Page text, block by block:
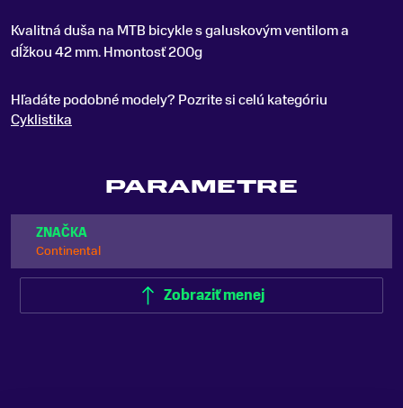
Kvalitná duša na MTB bicykle s galuskovým ventilom a
dĺžkou 42 mm.Hmontosť 200g
Hľadáte podobné modely? Pozrite si celú kategóriu
Cyklistika
PARAMETRE
ZNAČKA
Continental
Zobraziť menej